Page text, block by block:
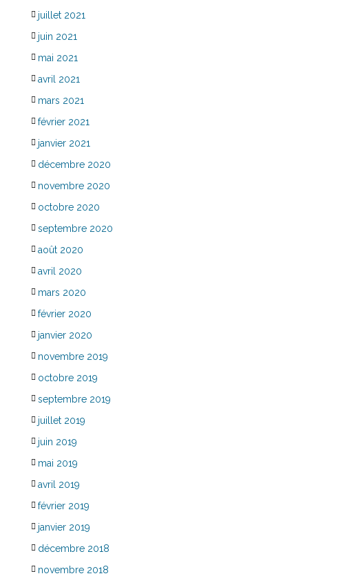
juillet 2021
juin 2021
mai 2021
avril 2021
mars 2021
février 2021
janvier 2021
décembre 2020
novembre 2020
octobre 2020
septembre 2020
août 2020
avril 2020
mars 2020
février 2020
janvier 2020
novembre 2019
octobre 2019
septembre 2019
juillet 2019
juin 2019
mai 2019
avril 2019
février 2019
janvier 2019
décembre 2018
novembre 2018